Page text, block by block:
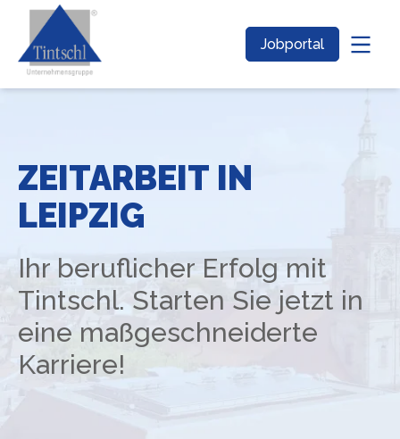
Jobportal
ZEITARBEIT IN
LEIPZIG
Ihr beruflicher Erfolg mit
Tintschl. Starten Sie jetzt in
eine maßgeschneiderte
Karriere!